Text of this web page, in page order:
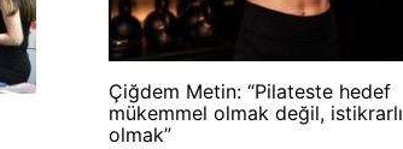
Çiğdem Metin: “Pilateste hedef
mükemmel olmak değil, istikrarlı
olmak”